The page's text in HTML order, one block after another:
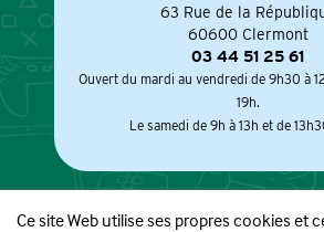
63 Rue de la
60600 Clermont
03 44 51 25 61
Ouvert du mardi au vendredi de 9h30 à
19h.
Le samedi de 9h à 13h et de
Ce site Web utilise ses propres cookies et